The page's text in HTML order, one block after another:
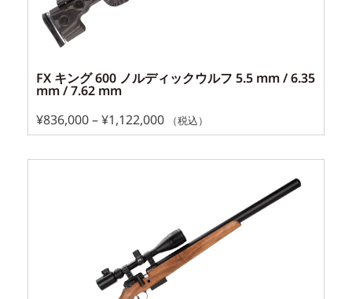
FX キング 600 ノルディックウルフ 5.5 mm / 6.35
mm / 7.62 mm
¥836,000–¥1,122,000 （税込）